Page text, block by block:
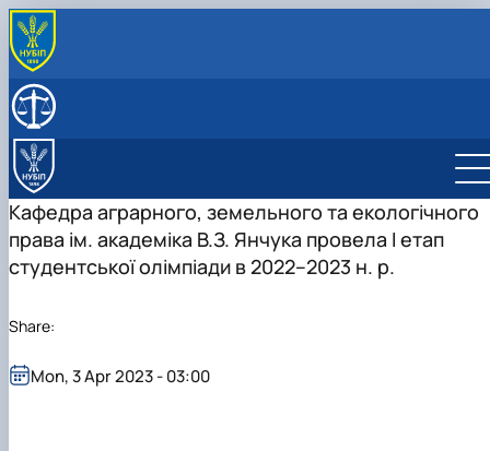
ПРО КАФЕДРУ
Освітньо-професійна програма підготовки
Бакалаврів
Освітньо-професійна програма підготовки
Магістрів
Організація освітнього процесу
Навчально-методичне забезпечення
НАУКОВА РОБОТА
Наукова робота кафедри
Сторінка аспіранта
Студентська наукова робота
ПРАКТИЧНА ПІДГОТОВКА
Кафедра аграрного, земельного та екологічного
права ім. академіка В.З. Янчука провела І етап
студентської олімпіади в 2022–2023 н. р.
Mon, 3 Apr 2023 - 03:00
Share: